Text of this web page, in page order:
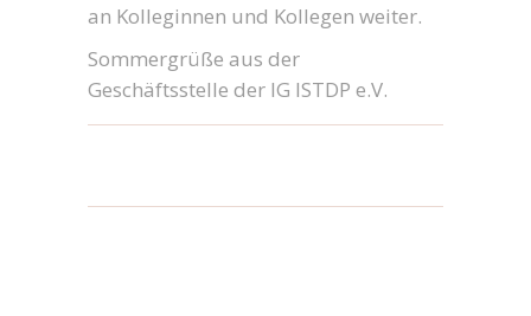
an Kolleginnen und Kollegen weiter.
Sommergrüße aus der
Geschäftsstelle der IG ISTDP e.V.